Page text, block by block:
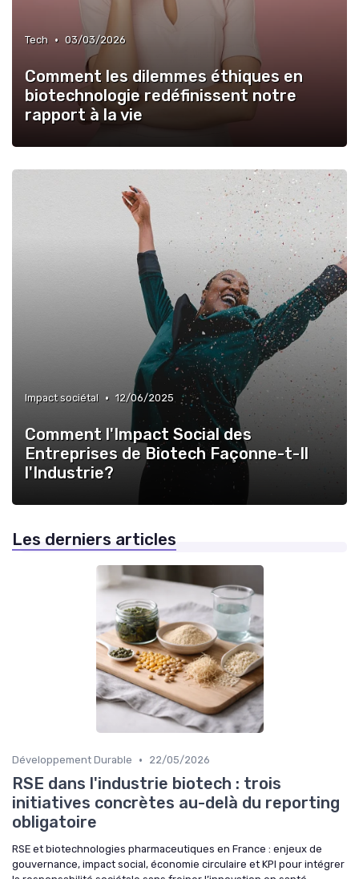
Tech • 03/03/2026
Comment les dilemmes éthiques en
biotechnologie redéfinissent notre
rapport à la vie
Impact sociétal • 12/06/2025
Comment l'Impact Social des
Entreprises de Biotech Façonne-t-Il
l'Industrie?
Les derniers articles
Développement Durable • 22/05/2026
RSE dans l'industrie biotech : trois
initiatives concrètes au-delà du reporting
obligatoire
RSE et biotechnologies pharmaceutiques en France : enjeux de
gouvernance, impact social, économie circulaire et KPI pour intégrer